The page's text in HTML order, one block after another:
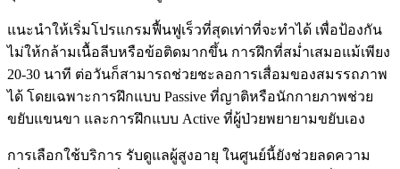
แนะนำให้เริ่มโปรแกรมฟื้นฟูเร็วที่สุดเท่าที่จะทำได้ เพื่อป้องกัน
ไม่ให้กล้ามเนื้อลีบหรือข้อติดมากขึ้น การฝึกที่สม่ำเสมอแม้เพียง
20-30 นาที ต่อวันก็สามารถช่วยชะลอการเสื่อมของสมรรถภาพ
ได้ โดยเฉพาะการฝึกแบบ Passive ที่ญาติหรือนักกายภาพช่วย
ขยับแขนขา และการฝึกแบบ Active ที่ผู้ป่วยพยายามขยับเอง
การเลือกใช้บริการ รับดูแลผู้สูงอายุ ในศูนย์นี้ยังช่วยลดความ